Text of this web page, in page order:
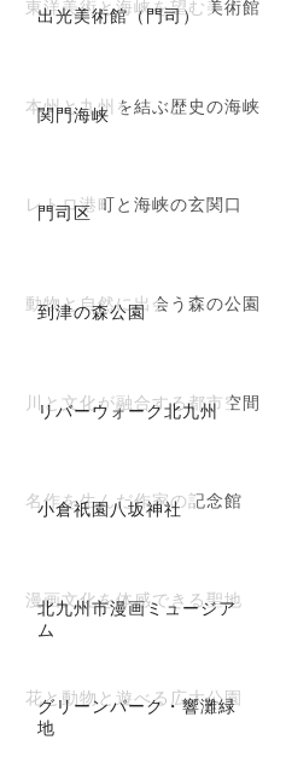
出光美術館（門司）
東洋美術と海峡を望む美術館
関門海峡
本州と九州を結ぶ歴史の海峡
門司区
レトロ港町と海峡の玄関口
到津の森公園
動物と自然に出会う森の公園
リバーウォーク北九州
川と文化が融合する都市空間
小倉祇園八坂神社
名作を生んだ作家の記念館
北九州市漫画ミュージア
ム
漫画文化を体感できる聖地
グリーンパーク・響灘緑
地
花と動物と遊べる広大公園